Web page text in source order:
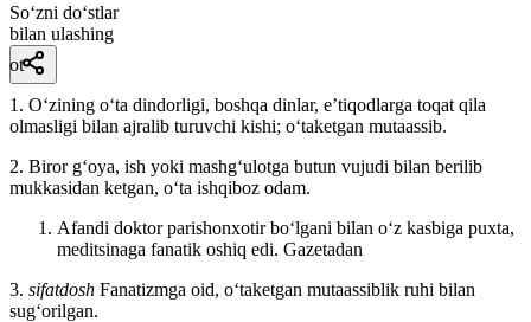
So‘zni do‘stlar
bilan ulashing
ot
1. Oʻzining oʻta dindorligi, boshqa dinlar, eʼtiqodlarga toqat qila
olmasligi bilan ajralib turuvchi kishi; oʻtaketgan mutaassib.
2. Biror gʻoya, ish yoki mashgʻulotga butun vujudi bilan berilib
mukkasidan ketgan, oʻta ishqiboz odam.
Afandi doktor parishonxotir boʻlgani bilan oʻz kasbiga puxta,
meditsinaga fanatik oshiq edi. Gazetadan
3. sifatdosh Fanatizmga oid, oʻtaketgan mutaassiblik ruhi bilan
sugʻorilgan.